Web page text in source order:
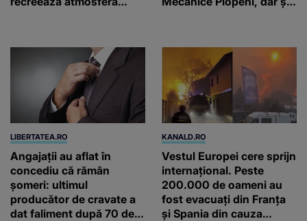
LIBERTATEA.RO
Angajații au aflat în
concediu că rămân
șomeri: ultimul
producător de cravate a
dat faliment după 70 de
KANALD.RO
Vestul Europei cere sprijn
internațional. Peste
200.000 de oameni au
fost evacuați din Franța
și Spania din cauza